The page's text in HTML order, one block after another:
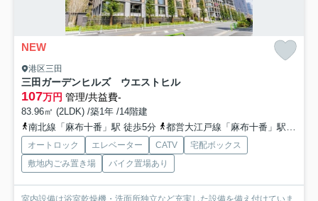
NEW
港区三田
三田ガーデンヒルズ ウエストヒル
107万円 管理/共益費-
83.96㎡ (2LDK) /築1年 /14階建
南北線「麻布十番」駅 徒歩5分
都営大江戸線「麻布十番」駅 徒歩5分
オートロック エレベーター CATV
宅配ボックス
敷地内ごみ置き場
バイク置場あり